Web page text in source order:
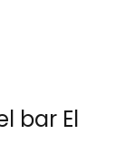
bar El